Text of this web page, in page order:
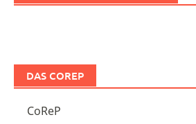
DAS COREP
CoReP